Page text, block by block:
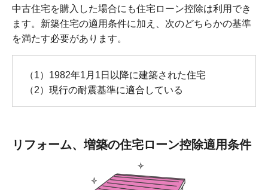
中古住宅を購入した場合にも住宅ローン控除は利用でき
ます。新築住宅の適用条件に加え、次のどちらかの基準
を満たす必要があります。
（1）1982年1月1日以降に建築された住宅
（2）現行の耐震基準に適合している
リフォーム、増築の住宅ローン控除適用条件